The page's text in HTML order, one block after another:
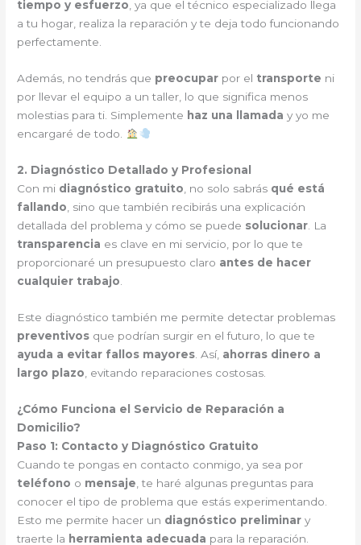
tiempo y esfuerzo , ya que el técnico especializado llega
a tu hogar, realiza la reparación y te deja todo funcionando
perfectamente.
Además, no tendrás que preocupar por el transporte ni
por llevar el equipo a un taller, lo que significa menos
molestias para ti. Simplemente haz una llamada y yo me
encargaré de todo.
2. Diagnóstico Detallado y Profesional
Con mi diagnóstico gratuito , no solo sabrás qué está
fallando , sino que también recibirás una explicación
detallada del problema y cómo se puede solucionar . La
transparencia es clave en mi servicio, por lo que te
proporcionaré un presupuesto claro antes de hacer
cualquier trabajo
Este diagnóstico también me permite detectar problemas
preventivos que podrían surgir en el futuro, lo que te
ayuda a evitar fallos mayores . Así, ahorras dinero a
largo plazo , evitando reparaciones costosas.
¿Cómo Funciona el Servicio de Reparación a
Domicilio?
Paso 1: Contacto y Diagnóstico Gratuito
Cuando te pongas en contacto conmigo, ya sea por
teléfono o mensaje , te haré algunas preguntas para
conocer el tipo de problema que estás experimentando.
Esto me permite hacer un diagnóstico preliminar y
traerte la herramienta adecuada para la reparación.